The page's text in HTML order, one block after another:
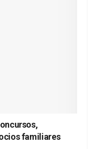
familiares